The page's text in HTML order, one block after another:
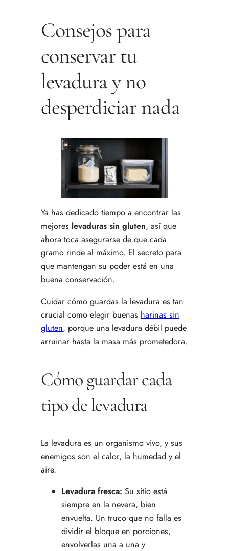
Consejos para
conservar tu
levadura y no
desperdiciar nada
Ya has dedicado tiempo a encontrar las
mejores levaduras sin gluten, así que
ahora toca asegurarse de que cada
gramo rinde al máximo. El secreto para
que mantengan su poder está en una
buena conservación.
Cuidar cómo guardas la levadura es tan
crucial como elegir buenas harinas sin
gluten, porque una levadura débil puede
arruinar hasta la masa más prometedora.
Cómo guardar cada
tipo de levadura
La levadura es un organismo vivo, y sus
enemigos son el calor, la humedad y el
aire.
Levadura fresca: Su sitio está
siempre en la nevera, bien
envuelta. Un truco que no falla es
dividir el bloque en porciones,
envolverlas una a una y